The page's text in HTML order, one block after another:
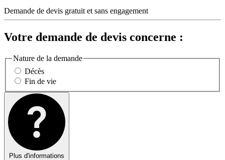
Demande de devis gratuit et sans engagement
Votre demande de devis concerne :
Nature de la demande
Décès
Fin de vie
Plus d'informations